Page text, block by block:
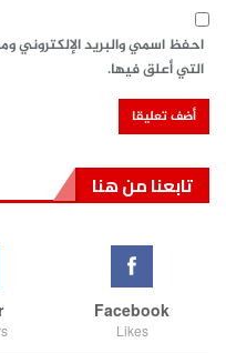
احفظ اسمي والبريد الإلكتروني
التي أعلق فيها.
تابعنا من هنا
Facebook
Likes